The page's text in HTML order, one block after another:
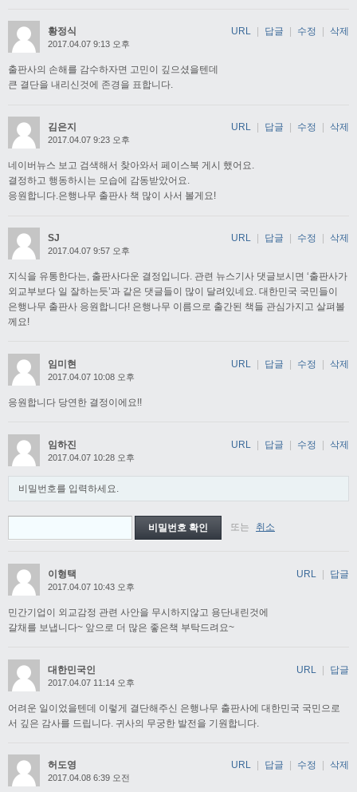
황정식
2017.04.07 9:13 오후
출판사의 손해를 감수하자면 고민이 깊으셨을텐데
큰 결단을 내리신것에 존경을 표합니다.
URL 답글 수정 삭제
김은지
2017.04.07 9:23 오후
네이버뉴스 보고 검색해서 찾아와서 페이스북 게시 했어요.
결정하고 행동하시는 모습에 감동받았어요.
응원합니다.은행나무 출판사 책 많이 사서 볼게요!
URL 답글 수정 삭제
SJ
2017.04.07 9:57 오후
지식을 유통한다는, 출판사다운 결정입니다. 관련 뉴스기사 댓글보시면 ‘출판사가
외교부보다 일 잘하는듯’과 같은 댓글들이 많이 달려있네요. 대한민국 국민들이
은행나무 출판사 응원합니다! 은행나무 이름으로 출간된 책들 관심가지고 살펴볼
께요!
URL 답글 수정 삭제
임미현
2017.04.07 10:08 오후
응원합니다 당연한 결정이에요!!
URL | 답글 | 수정 | 삭제
임하진
2017.04.07 10:28 오후
비밀번호를 입력하세요.
또는 취소
URL | 답글 | 수정 | 삭제
이형택
2017.04.07 10:43 오후
민간기업이 외교감정 관련 사안을 무시하지않고 용단내린것에
갈채를 보냅니다~ 앞으로 더 많은 좋은책 부탁드려요~
URL | 답글
대한민국인
2017.04.07 11:14 오후
어려운 일이었을텐데 이렇게 결단해주신 은행나무 출판사에 대한민국 국민으로
서 깊은 감사를 드립니다. 귀사의 무궁한 발전을 기원합니다.
URL | 답글
허도영
2017.04.08 6:39 오전
URL 답글 수정 삭제